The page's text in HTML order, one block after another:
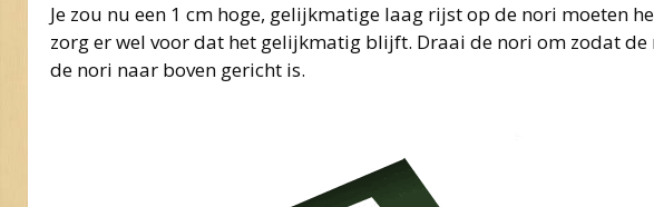
Je zou nu een 1 cm hoge, gelijkmatige laag rijst op de nori moeten
zorg er wel voor dat het gelijkmatig blijft. Draai de nori om zodat
de nori naar boven gericht is.